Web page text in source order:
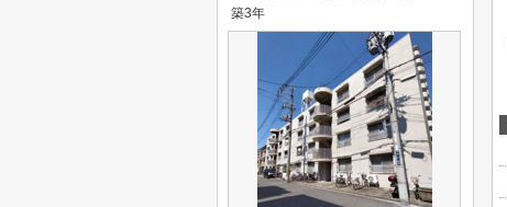
築3年